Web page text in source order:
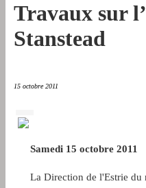
Travaux sur
Stanstead
15 octobre 2011
Samedi 15 octobre 2011
La Direction de l'Estrie du